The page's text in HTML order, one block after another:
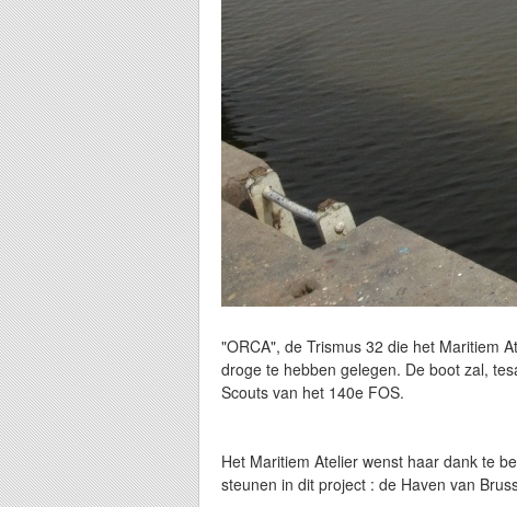
"ORCA", de Trismus 32 die het Maritiem
droge te hebben gelegen. De boot zal,
Scouts van het 140e FOS.
Het Maritiem Atelier wenst haar dank te
steunen in dit project : de Haven van